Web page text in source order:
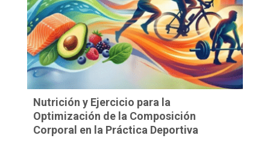
Nutrición y Ejercicio para la
Optimización de la Composición
Corporal en la Práctica Deportiva